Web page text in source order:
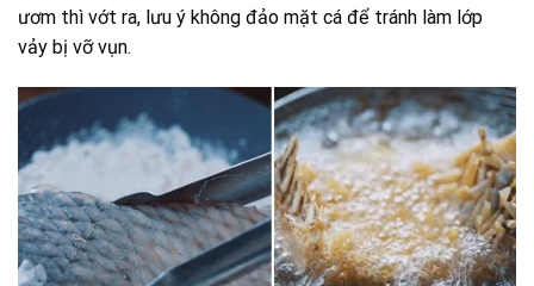
ươm thì vớt ra, lưu ý không đảo mặt cá để tránh làm lớp
vảy bị vỡ vụn.